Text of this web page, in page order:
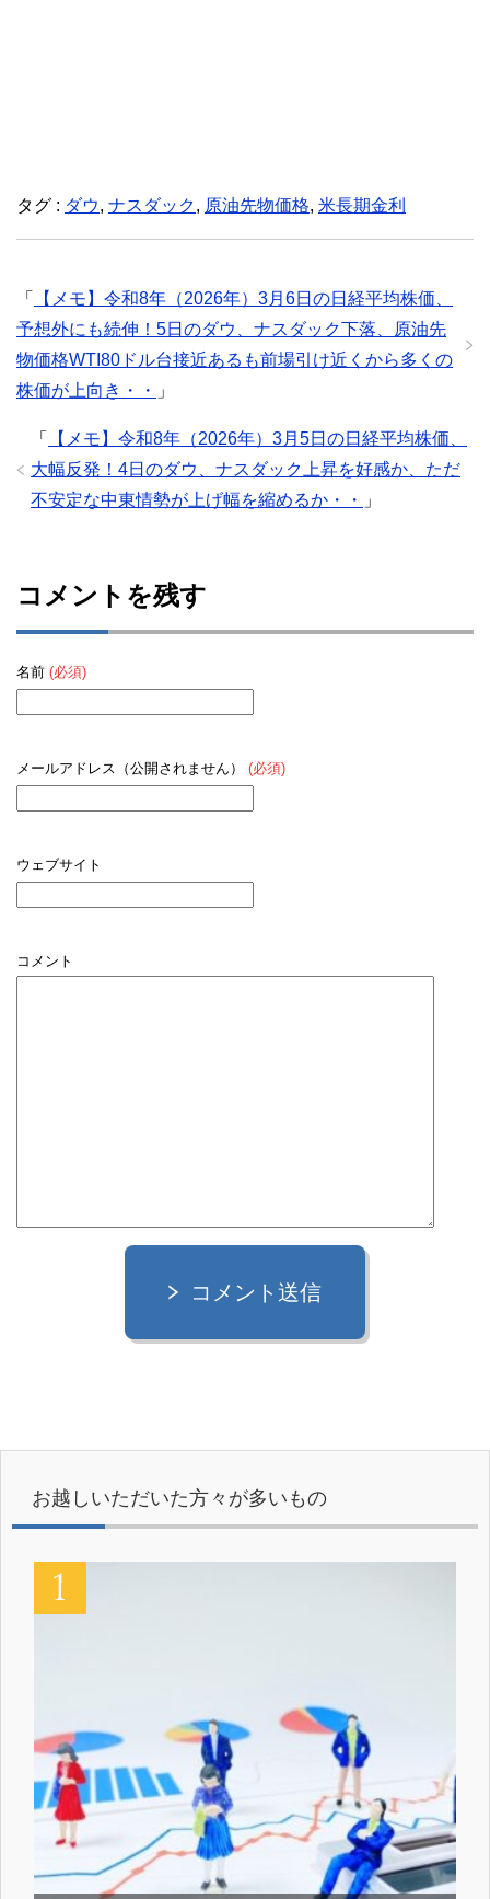
タグ : ダウ, ナスダック, 原油先物価格, 米長期金利
「
【メモ】令和8年（2026年）3月6日の日経平均株価、
予想外にも続伸！5日のダウ、ナスダック下落、原油先
物価格WTI80ドル台接近あるも前場引け近くから多くの
株価が上向き・・
」
「
【メモ】令和8年（2026年）3月5日の日経平均株価、
大幅反発！4日のダウ、ナスダック上昇を好感か、ただ
不安定な中東情勢が上げ幅を縮めるか・・
」
コメントを残す
名前 (必須)
メールアドレス（公開されません） (必須)
ウェブサイト
コメント
コメント送信
お越しいただいた方々が多いもの